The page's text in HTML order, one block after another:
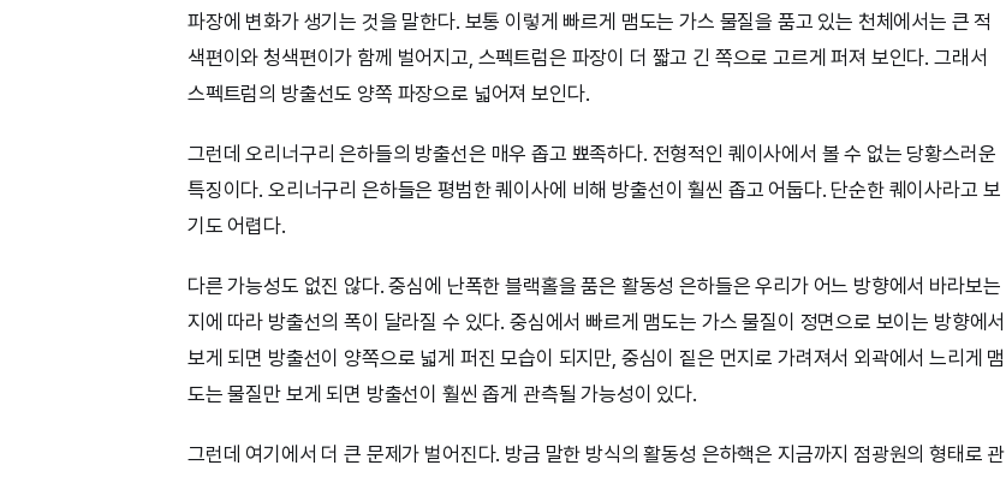
파장에 변화가 생기는 것을 말한다. 보통 이렇게 빠르게 맴도는 가스 물질을 품고 있는 천체에서는 큰 적
색편이와 청색편이가 함께 벌어지고, 스펙트럼은 파장이 더 짧고 긴 쪽으로 고르게 퍼져 보인다. 그래서
스펙트럼의 방출선도 양쪽 파장으로 넓어져 보인다.
그런데 오리너구리 은하들의 방출선은 매우 좁고 뾰족하다. 전형적인 퀘이사에서 볼 수 없는 당황스러운
특징이다. 오리너구리 은하들은 평범한 퀘이사에 비해 방출선이 훨씬 좁고 어둡다. 단순한 퀘이사라고 보
기도 어렵다.
다른 가능성도 없진 않다. 중심에 난폭한 블랙홀을 품은 활동성 은하들은 우리가 어느 방향에서 바라보는
지에 따라 방출선의 폭이 달라질 수 있다. 중심에서 빠르게 맴도는 가스 물질이 정면으로 보이는 방향에서
보게 되면 방출선이 양쪽으로 넓게 퍼진 모습이 되지만, 중심이 짙은 먼지로 가려져서 외곽에서 느리게 맴
도는 물질만 보게 되면 방출선이 훨씬 좁게 관측될 가능성이 있다.
그런데 여기에서 더 큰 문제가 벌어진다. 방금 말한 방식의 활동성 은하핵은 지금까지 점광원의 형태로 관